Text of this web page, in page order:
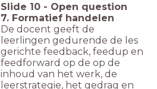
Slide 10 - Open question
7. Formatief handelen
De docent geeft de
leerlingen gedurende de les
gerichte feedback, feedup en
feedforward op de op de
inhoud van het werk, de
leerstrategie, het gedrag en